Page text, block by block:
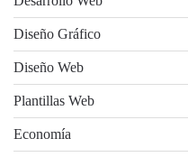
Diseño Gráfico
Diseño Web
Plantillas Web
Economía